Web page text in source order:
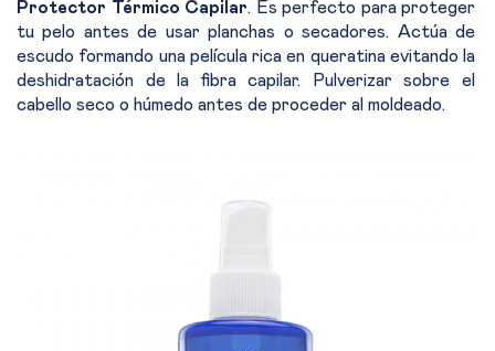
Protector Térmico Capilar. Es perfecto para proteger
tu pelo antes de usar planchas o secadores. Actúa de
escudo formando una película rica en queratina evitando la
deshidratación de la fibra capilar. Pulverizar sobre el
cabello seco o húmedo antes de proceder al moldeado.